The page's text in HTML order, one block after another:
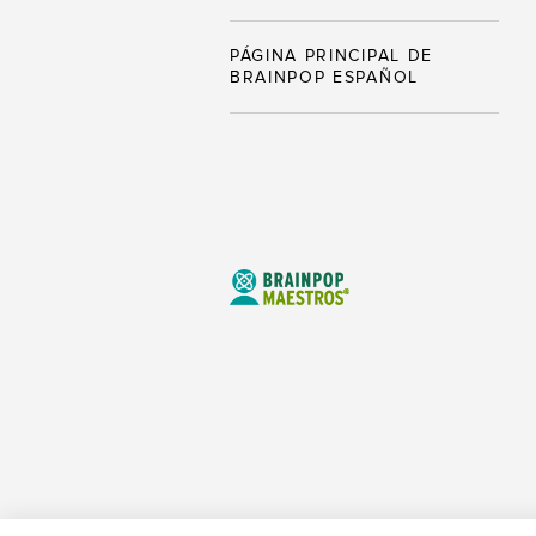
PÁGINA PRINCIPAL DE
BRAINPOP ESPAÑOL